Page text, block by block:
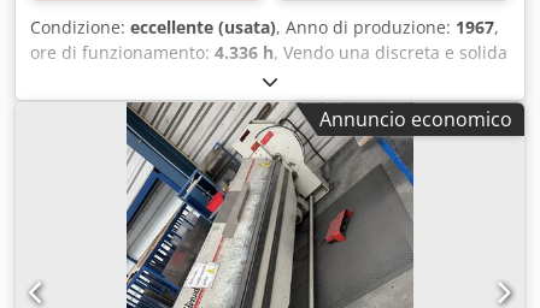
Condizione: eccellente (usata), Anno di produzione: 1967,
ore di funzionamento: 4.336 h, Vendo una discreta e solida
piegatubi in ottime condizioni Peso della piegatubi 4,5T+
circa 1T ruote da lavoro. Cjdpfx Abeudlymopeha
Annuncio economico